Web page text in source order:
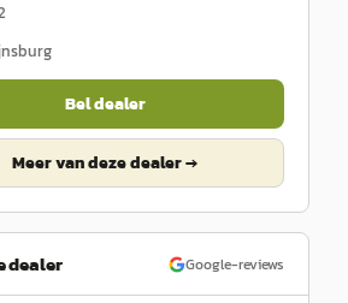
Bel dealer
Meer van deze dealer →
dealer Google-reviews